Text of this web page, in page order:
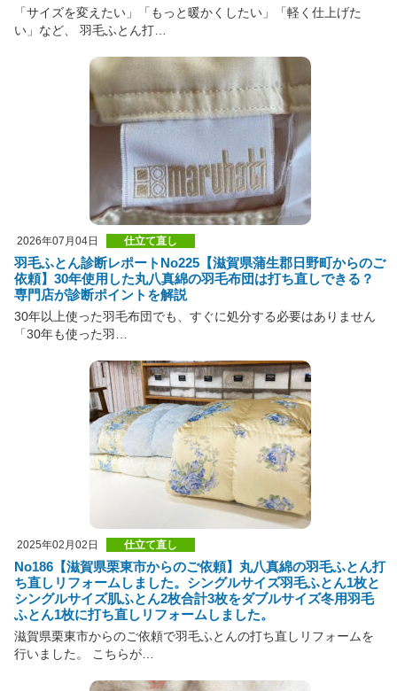
「サイズを変えたい」「もっと暖かくしたい」「軽く仕上げた
い」など、 羽毛ふとん打…
2026年07月04日 仕立て直し
羽毛ふとん診断レポートNo225【滋賀県蒲生郡日野町からのご
依頼】30年使用した丸八真綿の羽毛布団は打ち直しできる？
専門店が診断ポイントを解説
30年以上使った羽毛布団でも、すぐに処分する必要はありません
「30年も使った羽…
2025年02月02日 仕立て直し
No186【滋賀県栗東市からのご依頼】丸八真綿の羽毛ふとん打
ち直しリフォームしました。シングルサイズ羽毛ふとん1枚と
シングルサイズ肌ふとん2枚合計3枚をダブルサイズ冬用羽毛
ふとん1枚に打ち直しリフォームしました。
滋賀県栗東市からのご依頼で羽毛ふとんの打ち直しリフォームを
行いました。 こちらが…